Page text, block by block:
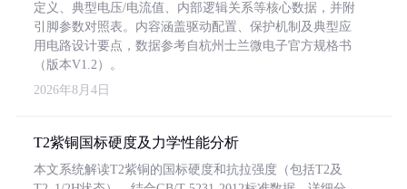
定义、典型电压/电流值、内部逻辑关系等核心数据，并附
引脚参数对照表。内容涵盖驱动配置、保护机制及典型应
用电路设计要点，数据参考自杭州士兰微电子官方规格书
（版本V1.2）。
2026年8月4日
T2紫铜国标硬度及力学性能分析
本文系统解读T2紫铜的国标硬度和抗拉强度（包括T2及